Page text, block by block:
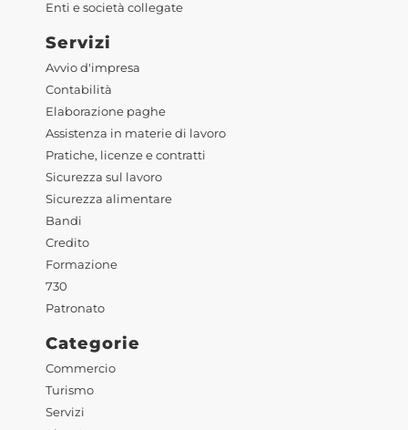
Enti e società collegate
Servizi
Avvio d'impresa
Contabilità
Elaborazione paghe
Assistenza in materie di lavoro
Pratiche, licenze e contratti
Sicurezza sul lavoro
Sicurezza alimentare
Bandi
Credito
Formazione
730
Patronato
Categorie
Commercio
Turismo
Servizi